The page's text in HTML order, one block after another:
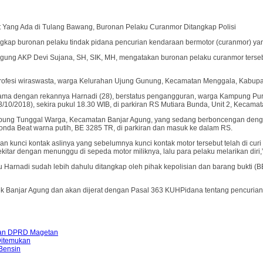
Ada di Tulang Bawang, Buronan Pelaku Curanmor Ditangkap Polisi
buronan pelaku tindak pidana pencurian kendaraan bermotor (curanmor)
AKP Devi Sujana, SH, SIK, MH, mengatakan buronan pelaku curanmor
wiraswasta, warga Kelurahan Ujung Gunung, Kecamatan Menggala,
dengan rekannya Harnadi (28), berstatus pengangguran, warga Kampung
2018), sekira pukul 18.30 WIB, di parkiran RS Mutiara Bunda, Unit 2,
Tunggal Warga, Kecamatan Banjar Agung, yang sedang berboncengan
Beat warna putih, BE 3285 TR, di parkiran dan masuk ke dalam RS.
kunci kontak aslinya yang sebelumnya kunci kontak motor tersebut telah di
dengan menunggu di sepeda motor miliknya, lalu para pelaku melarikan
sudah lebih dahulu ditangkap oleh pihak kepolisian dan barang bukti
Banjar Agung dan akan dijerat dengan Pasal 363 KUHPidana tentang
DPRD Magetan